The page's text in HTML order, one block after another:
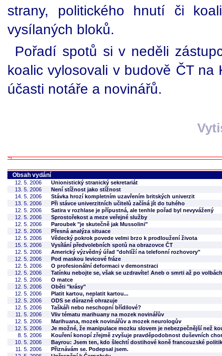
strany, politického hnutí či
vysílaných bloků.
Pořadí spotů si v neděli
koalic vylosovali v budově ČT
účasti notáře a novinářů.
Obsah vydání
12. 5. 2006
Unionistický stranický sekretariát
13. 5. 2006
Není stížnost jako stížnost
14. 5. 2006
Stávka hrozí kompletním uzavřením britských univerzit
13. 5. 2006
Při stávce univerzitních učitelů začíná jít do tuhého
12. 5. 2006
Satira v rozhlase je přípustná, ale tenhle pořad byl nevyvážený
12. 5. 2006
Sprostořekost a meze veřejné služby
12. 5. 2006
Paroubek "je skutečně jak Mussolini"
12. 5. 2006
Přesná analýza situace
12. 5. 2006
Vědecký pokrok povede velmi brzo k prodloužení života
15. 5. 2006
Vysílání předvolebních spotů na obrazovce ČT
12. 5. 2006
Americký výzvědný úřad "dohlíží na telefonní rozhovory"
12. 5. 2006
Pod maskou levicové fráze
12. 5. 2006
O profesionální deformaci v demonstraci
12. 5. 2006
Tatínku nebojte se, však se uzdravíte! Aneb o smrti až po
12. 5. 2006
O matce
12. 5. 2006
Oběti "krásy"
12. 5. 2006
Platit kartou, neplatit kartou...
12. 5. 2006
ODS se důrazně ohrazuje
12. 5. 2006
Taškáři nebo neschopní břídilové?
11. 5. 2006
Vliv tématu marihuany na mozek novinářův
12. 5. 2006
Marihuana, mozek novinářův a mozek neurologův
12. 5. 2006
Je možné, že manipulace mozku slovem je nebezpečnější než
8. 5. 2006
Kouření konopí zřejmě zvyšuje pravděpodobnost duševních
10. 5. 2006
Bayrou: Jsem ten, kdo šlechtí dostihové koně francouzské
11. 5. 2006
Přiznávám se. Podepsal jsem.